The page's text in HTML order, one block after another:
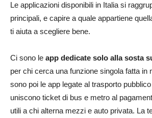
Le applicazioni disponibili in Italia si
principali, e capire a quale appartiene
ti aiuta a scegliere bene.
Ci sono le app dedicate solo alla sosta
per chi cerca una funzione singola fatta in
sono poi le app legate al trasporto
uniscono ticket di bus e metro al
utili a chi alterna mezzi e auto privata. La